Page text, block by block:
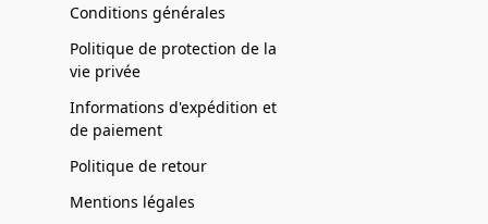
Conditions générales
Politique de protection de la
vie privée
Informations d'expédition et
de paiement
Politique de retour
Mentions légales